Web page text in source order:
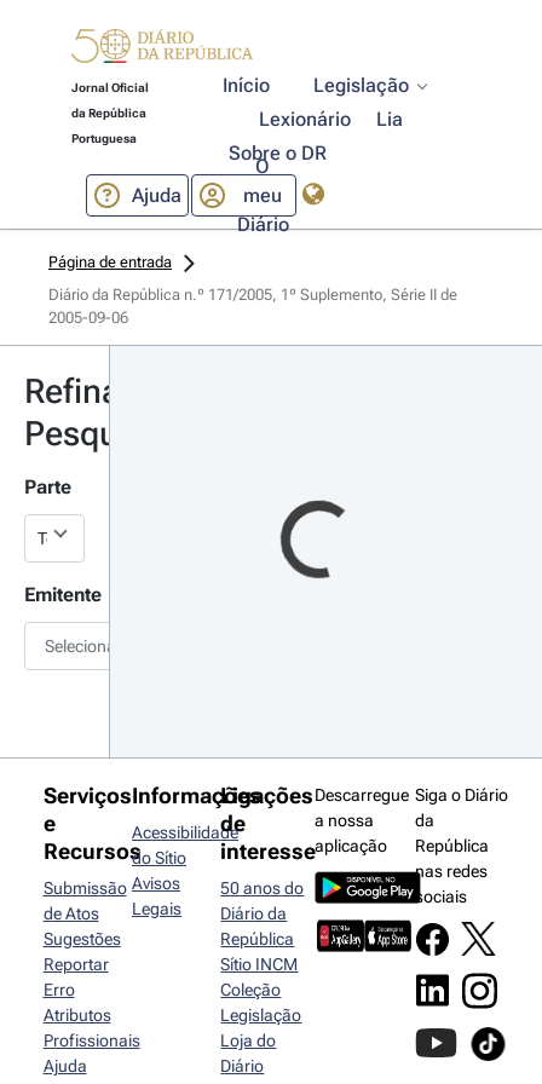
Jornal Oficial
da República
Portuguesa
Início
Legislação
Lexionário
Lia
Sobre o DR
Ajuda
O
meu
Diário
Página de entrada
Diário da República n.º 171/2005, 1º Suplemento, Série II de
2005-09-06
Refinar
Pesquisa
Parte
Emitente
Selecionar
Serviços
e
Recursos
Submissão
de Atos
Sugestões
Reportar
Erro
Atributos
Profissionais
Ajuda
Informações
Acessibilidade
do Sítio
Avisos
Legais
Ligações
de
interesse
50 anos do
Diário da
República
Sítio INCM
Coleção
Legislação
Loja do
Diário
Descarregue
a nossa
aplicação
Siga o Diário
da
República
nas redes
sociais